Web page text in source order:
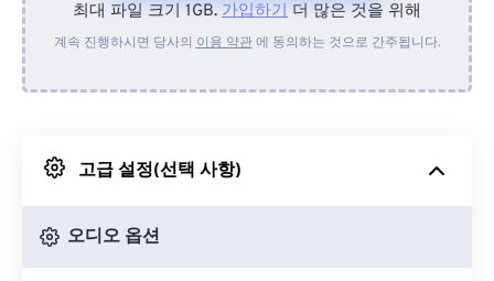
장치에서
Google 드라이브에서
최대 파일 크기 1GB. 가입하기 더 많은 것을 위해
계속 진행하시면 당사의 이용 약관에 동의하는 것으로 간주됩니다.
고급 설정(선택 사항)
오디오 옵션